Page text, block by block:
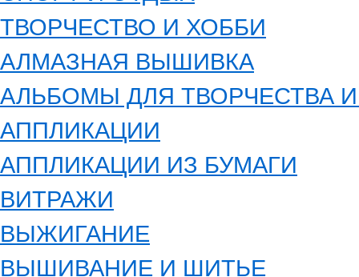
ТВОРЧЕСТВО И ХОББИ
АЛМАЗНАЯ ВЫШИВКА
АЛЬБОМЫ ДЛЯ ТВОРЧЕСТВА
АППЛИКАЦИИ
АППЛИКАЦИИ ИЗ БУМАГИ
ВИТРАЖИ
ВЫЖИГАНИЕ
ВЫШИВАНИЕ И ШИТЬЕ